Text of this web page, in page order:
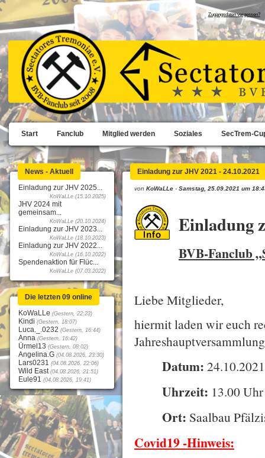
Zugangsdaten vergessen?
Start Fanclub Mitglied werden Soziales SecTrem-
News - Aktuell
Einladung zur JHV 2025...
KoWaLLe (15.10.2025)
JHV 2024 mit
gemeinsam...
KoWaLLe (20.10.2024)
Einladung zur JHV 2023...
KoWaLLe (18.10.2023)
Einladung zur JHV 2022...
KoWaLLe (16.10.2022)
Spendenaktion für Flüc...
KoWaLLe (07.03.2022)
Die letzten 09 online
KoWaLLe (Gestern, 22:23)
Kindi (Gestern, 18:07)
Luca._.0232 (Gestern, 16:44)
Anna (Gestern, 16:42)
Ürmel13 (Gestern, 08:02)
Angelina.G (04.08.2026, 23:30)
Lars0231 (04.08.2026, 22:06)
Wild East (04.08.2026, 21:51)
Eule91 (04.08.2026, 19:41)
Einladung zur JHV 2021 - 24.10.2021
von KoWaLLe - Samstag, 25.09.2021 um
Einladung
BVB-Fanclub
Liebe Mitglieder,
hiermit laden wir euch
Datum: 24.10.2021
Uhrzeit: 13.00 Uhr
Ort: Saalbau
Covid19 -Hinweis: